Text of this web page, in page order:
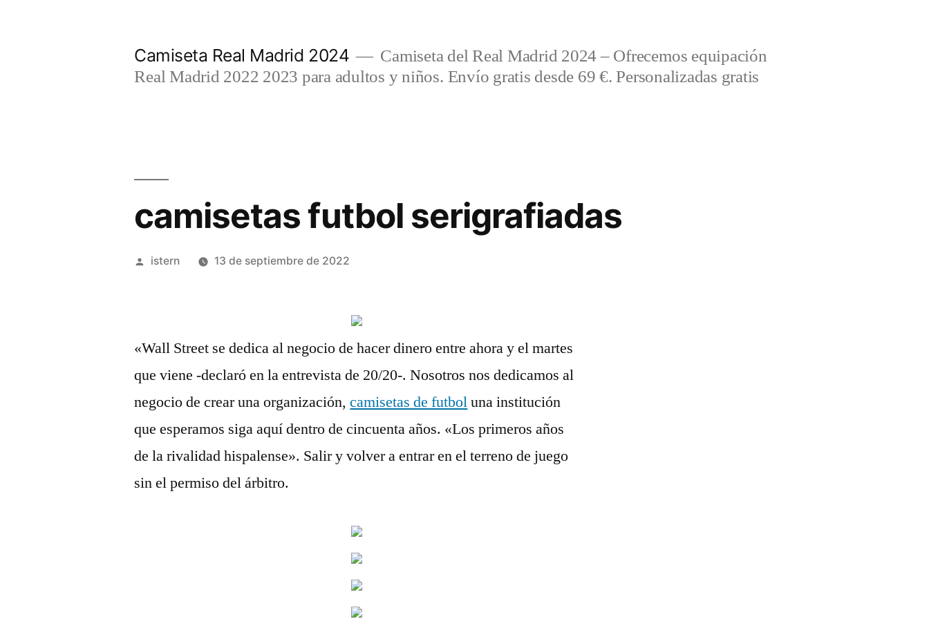
Camiseta Real Madrid 2024
Camiseta del Real Madrid 2024 – Ofrecemos equipación
Real Madrid 2022 2023 para adultos y niños. Envío gratis desde 69 €. Personalizadas gratis
camisetas futbol serigrafiadas
Publicado
istern 13 de septiembre de 2022
«Wall Street se dedica al negocio de hacer dinero entre ahora y el martes
que viene -declaró en la entrevista de 20/20-. Nosotros nos dedicamos al
negocio de crear una organización,camisetas de futboluna institución
que esperamos siga aquí dentro de cincuenta años. «Los primeros años
de la rivalidad hispalense». Salir y volver a entrar en el terreno de juego
sin el permiso del árbitro.